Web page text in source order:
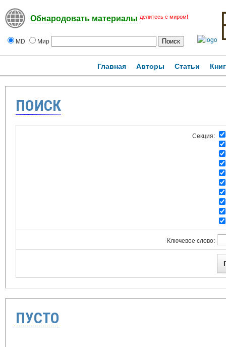
Обнародовать материалы делитесь с миром!
MD Мир
Главная Авторы Статьи
ПОИСК
Секция:
Ключевое слово:
ПУСТО